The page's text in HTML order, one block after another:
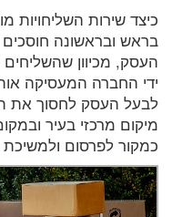
כיצד שירות השליחויות
בראש ובראשונה
העסק, מכיוון
ידי החברה המעסיקה
לבעל העסק לחסוך את
מיקום מרכזי בעיר
כמקור לפרסום